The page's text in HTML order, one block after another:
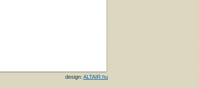
design:ALTAIR.hu